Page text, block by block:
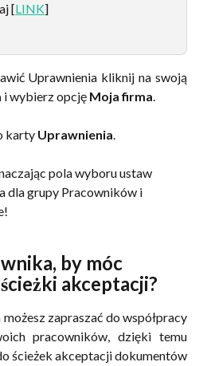
[LINK]
Uprawnienia kliknij na swoją
i wybierz opcję Moja firma.
karty Uprawnienia.
pola wyboru ustaw
dla grupy Pracowników i
by móc
akceptacji?
zapraszać do współpracy
pracowników, dzięki temu
ścieżek akceptacji dokumentów